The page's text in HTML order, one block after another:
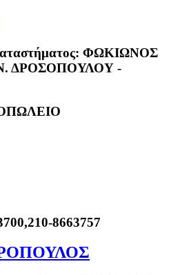
ΦΩΚΙΩΝΟΣ
ΔΡΟΣΟΠΟΥΛΟΥ -
8663757